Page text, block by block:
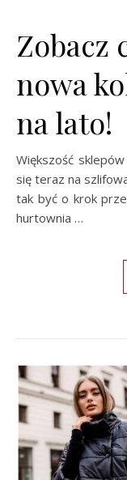
Zobacz
nowa
na lato!
Większość
się teraz na
tak być o krok
hurtownia …